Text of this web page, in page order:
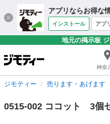
アプリならお得な
インストール アプ
地元の掲示板
神奈
ジモティー 売ります・あげます
0515-002 ココット 3個